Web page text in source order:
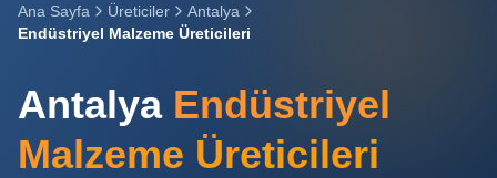
Giriş yapın
veya kayıt
Giriş
Kayıt
Ol
Ana Sayfa Üreticiler
Antalya
Endüstriyel Malzeme Üreticileri
Antalya Endüstriyel
Malzeme Üreticileri